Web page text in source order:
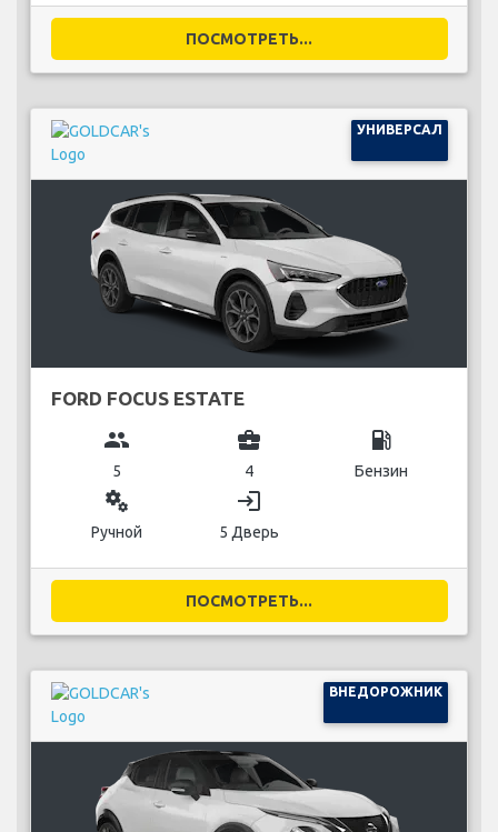
ПОСМОТРЕТЬ...
УНИВЕРСАЛ
FORD FOCUS ESTATE
group
5
business_center
4
local_gas_station
Бензин
miscellaneous_services
Ручной
login
5 Дверь
ПОСМОТРЕТЬ...
ВНЕДОРОЖНИК